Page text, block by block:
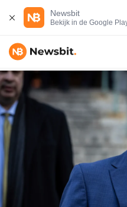
Newsbit
Bekijk in de Google